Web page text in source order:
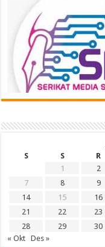
S
S R
1
2
7
8 9
14
15 16
21
22 23
28
29
30
« Okt
Des »